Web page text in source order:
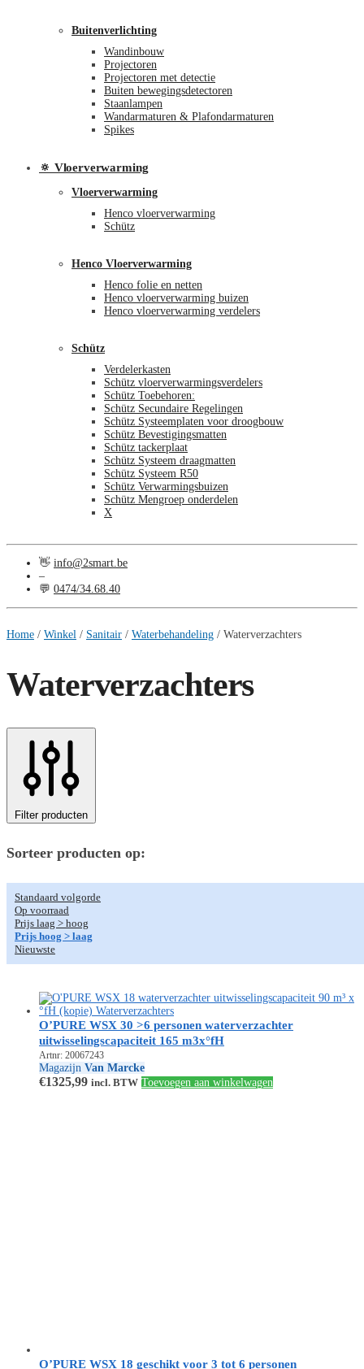
Buitenverlichting
Wandinbouw
Projectoren
Projectoren met detectie
Buiten bewegingsdetectoren
Staanlampen
Wandarmaturen & Plafondarmaturen
Spikes
🔅 Vloerverwarming
Vloerverwarming
Henco vloerverwarming
Schütz
Henco Vloerverwarming
Henco folie en netten
Henco vloerverwarming buizen
Henco vloerverwarming verdelers
Schütz
Verdelerkasten
Schütz vloerverwarmingsverdelers
Schütz Toebehoren:
Schütz Secundaire Regelingen
Schütz Systeemplaten voor droogbouw
Schütz Bevestigingsmatten
Schütz tackerplaat
Schütz Systeem draagmatten
Schütz Systeem R50
Schütz Verwarmingsbuizen
Schütz Mengroep onderdelen
X
👋 info@2smart.be
–
💬 0474/34.68.40
Home / Winkel / Sanitair / Waterbehandeling / Waterverzachters
Waterverzachters
Filter producten
Sorteer producten op:
Standaard volgorde
Op voorraad
Prijs laag > hoog
Prijs hoog > laag
Nieuwste
O’PURE WSX 30 >6 personen waterverzachter
uitwisselingscapaciteit 165 m3x°fH
Artnr: 20067243
Magazijn Van Marcke
€1325,99 incl. BTW Toevoegen aan winkelwagen
O’PURE WSX 18 geschikt voor 3 tot 6 personen